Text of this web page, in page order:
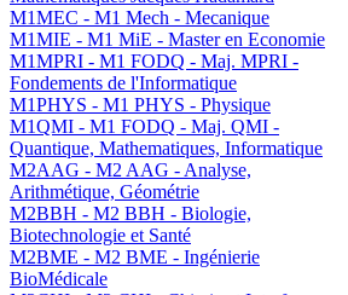
M1MEC - M1 Mech - Mecanique
M1MIE - M1 MiE - Master en Economie
M1MPRI - M1 FODQ - Maj. MPRI -
Fondements de l'Informatique
M1PHYS - M1 PHYS - Physique
M1QMI - M1 FODQ - Maj. QMI -
Quantique, Mathematiques, Informatique
M2AAG - M2 AAG - Analyse,
Arithmétique, Géométrie
M2BBH - M2 BBH - Biologie,
Biotechnologie et Santé
M2BME - M2 BME - Ingénierie
BioMédicale